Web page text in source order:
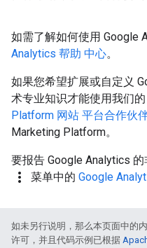
如需了解如何使用 Google
Analytics 帮助 中心。
如果您希望扩展或自定义
术专业知识才能使用我们
Platform 网站 平台合作伙
Marketing Platform。
要报告 Google Analytics
more_vert 菜单中的 Google
如未另行说明，那么本页面中的
许可，并且代码示例已根据